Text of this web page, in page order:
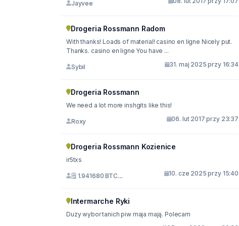
Jayvee
Drogeria Rossmann Radom
With thanks! Loads of material! casino en ligne Nicely put.
Thanks. casino en ligne You have ...
Sybil 31. maj 2025 przy 16:34
Drogeria Rossmann
We need a lot more inshgits like this!
Roxy 06. lut 2017 przy 23:37
Drogeria Rossmann Kozienice
ir5txs
🗒 1.941680 BTC.... 10. cze 2025 przy 15:40
Intermarche Ryki
Duzy wybor tanich piw maja mają. Polecam